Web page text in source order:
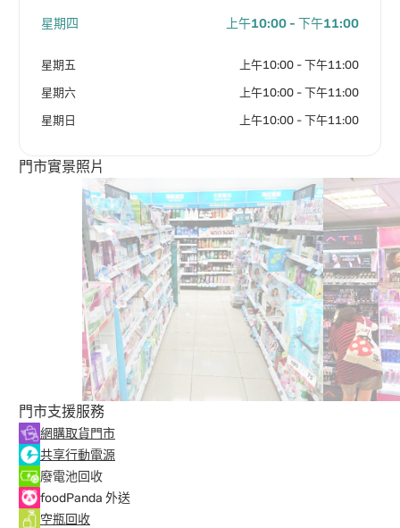
星期四 上午10:00 - 下午11:00
星期五 上午10:00 - 下午11:00
星期六 上午10:00 - 下午11:00
星期日 上午10:00 - 下午11:00
門市實景照片
門市支援服務
網購取貨門市
共享行動電源
廢電池回收
foodPanda 外送
空瓶回收